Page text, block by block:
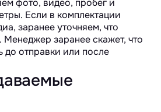
фото, видео, пробег и
Если в комплектации
заранее уточняем, что
Менеджер заранее скажет, что
до отправки или после